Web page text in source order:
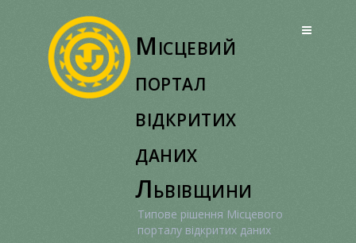
Місцевий
портал
відкритих
даних
Львівщини
Типове рішення Місцевого
порталу відкритих даних